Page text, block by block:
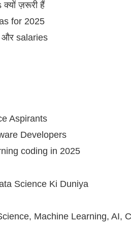
ज़रूरी हैं
for 2025
salaries
Aspirants
Developers
coding in 2025
Science Ki Duniya
Machine Learning, AI,